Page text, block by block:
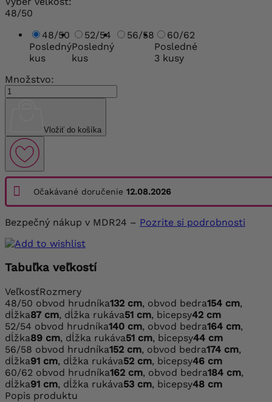
48/50
48/50
Posledný
kus
52/54
Posledný
kus
56/58
60/62
Posledné
3 kusy
Množstvo:
Vložiť do košíka
Očakávané doručenie 12.08.2026
Bezpečný nákup v MDR24 – Pozrite si podrobnosti
Tabuľka veľkostí
VeľkosťRozmery
48/50 obvod hrudníka132 cm, obvod bedra154 cm,
dĺžka87 cm, dĺžka rukáva51 cm, bicepsy42 cm
52/54 obvod hrudníka140 cm, obvod bedra164 cm,
dĺžka89 cm, dĺžka rukáva51 cm, bicepsy44 cm
56/58 obvod hrudníka152 cm, obvod bedra174 cm,
dĺžka91 cm, dĺžka rukáva52 cm, bicepsy46 cm
60/62 obvod hrudníka162 cm, obvod bedra184 cm,
dĺžka91 cm, dĺžka rukáva53 cm, bicepsy48 cm
Popis produktu